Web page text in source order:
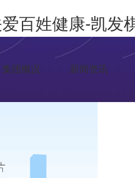
百姓健康-凯发
集团概况 新闻资讯